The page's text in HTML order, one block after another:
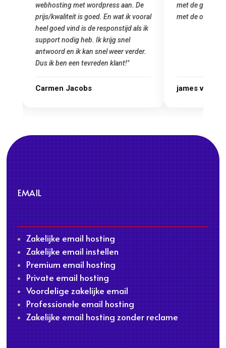
met de grote jongens en dus nu al blij
met de overstap!"
james van oranje
was meteen
gemaakt. Top
Marcel Thijs
EMAIL
Zakelijke email hosting
Zakelijke email instellen
Premium email hosting
Private email hosting
Voordelige zakelijke email
Professionele email hosting
Zakelijke email hosting zonder reclame